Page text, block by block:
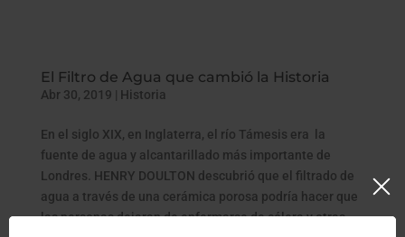
El Filtro de Agua que cambió la Historia
Abr 30, 2019 | Historia
En el siglo XIX, en Inglaterra, el río Támesis era la
fuente de agua y alcantarillado más importante de
Londres. HENRY DOULTON descubrió que el filtrado de
agua a través de una cerámica porosa podría hacer que
las personas dejaran de enfermarse de cólera y otras...